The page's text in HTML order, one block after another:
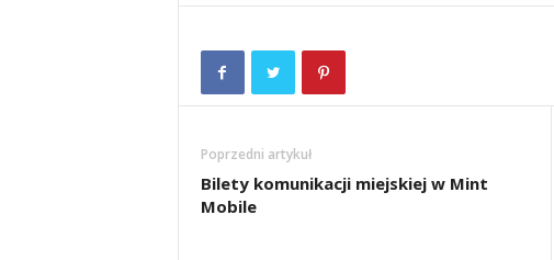
Poprzedni artykuł
Bilety komunikacji miejskiej w Mint
Mobile